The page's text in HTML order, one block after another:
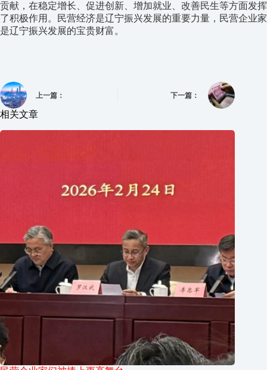
贡献，在稳定增长、促进创新、增加就业、改善民生等方面发挥
了积极作用。民营经济是辽宁振兴发展的重要力量，民营企业家
是辽宁振兴发展的宝贵财富。
上一篇： 下一篇：
相关文章